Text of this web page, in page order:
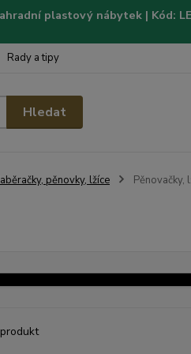
plastový nábytek | Kód:
Rady a tipy
Hledat
pěnovky, lžíce Pěnovačky,